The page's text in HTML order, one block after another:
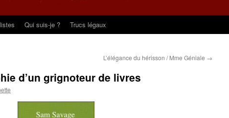
Qui suis-je ? Trucs légaux
L’élégance du hérisson / Mme Géniale →
d’un grignoteur de livres